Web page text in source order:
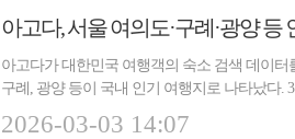
아고다, 서울 여의도·구례·광양 등
아고다가 대한민국 여행객의 숙소 검색 데이
구례, 광양 등이 국내 인기 여행지로 나타났다.
2026-03-03 14:07